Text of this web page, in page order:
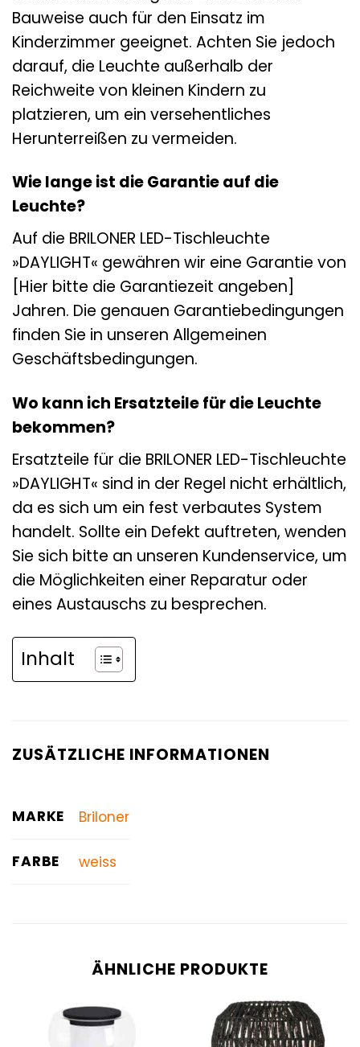
Bauweise auch für den Einsatz im
Kinderzimmer geeignet. Achten Sie jedoch
darauf, die Leuchte außerhalb der
Reichweite von kleinen Kindern zu
platzieren, um ein versehentliches
Herunterreißen zu vermeiden.
Wie lange ist die Garantie auf die
Leuchte?
Auf die BRILONER LED-Tischleuchte
»DAYLIGHT« gewähren wir eine Garantie von
[Hier bitte die Garantiezeit angeben]
Jahren. Die genauen Garantiebedingungen
finden Sie in unseren Allgemeinen
Geschäftsbedingungen.
Wo kann ich Ersatzteile für die Leuchte
bekommen?
Ersatzteile für die BRILONER LED-Tischleuchte
»DAYLIGHT« sind in der Regel nicht erhältlich,
da es sich um ein fest verbautes System
handelt. Sollte ein Defekt auftreten, wenden
Sie sich bitte an unseren Kundenservice, um
die Möglichkeiten einer Reparatur oder
eines Austauschs zu besprechen.
Inhalt
ZUSÄTZLICHE INFORMATIONEN
MARKE Briloner
FARBE weiss
ÄHNLICHE PRODUKTE